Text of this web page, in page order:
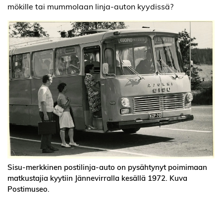
mökille tai mummolaan linja-auton kyydissä?
Sisu-merkkinen postilinja-auto on pysähtynyt poimimaan
matkustajia kyytiin Jännevirralla kesällä 1972. Kuva
Postimuseo.